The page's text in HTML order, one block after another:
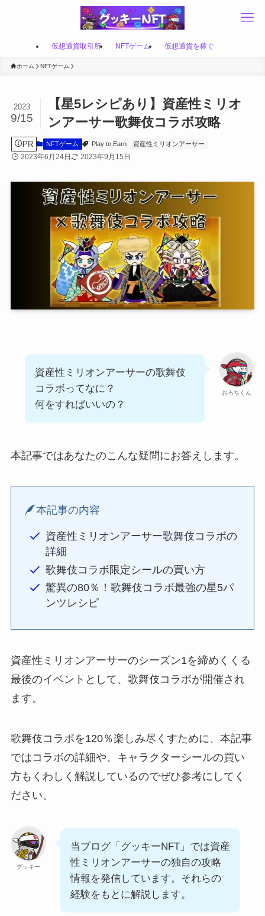
仮想通貨取引所 NFTゲーム 仮想通貨を稼ぐ
ホーム NFTゲーム
【星5レシピあり】資産性ミリオ
ンアーサー歌舞伎コラボ攻略
2023
9/15
PR NFTゲーム Play to Earn 資産性ミリオンアーサー
2023年6月24日 2023年9月15日
おろちくん
資産性ミリオンアーサーの歌舞伎
コラボってなに？
何をすればいいの？
本記事ではあなたのこんな疑問にお答えします。
本記事の内容
資産性ミリオンアーサー歌舞伎コラボの
詳細
歌舞伎コラボ限定シールの買い方
驚異の80％！歌舞伎コラボ最強の星5パ
ンツレシピ
資産性ミリオンアーサーのシーズン1を締めくくる
最後のイベントとして、歌舞伎コラボが開催され
ます。
歌舞伎コラボを120％楽しみ尽くすために、本記事
ではコラボの詳細や、キャラクターシールの買い
方もくわしく解説しているのでぜひ参考にしてく
ださい。
グッキー
当ブログ「グッキーNFT」では資産
性ミリオンアーサーの独自の攻略
情報を発信しています。それらの
経験をもとに解説します。